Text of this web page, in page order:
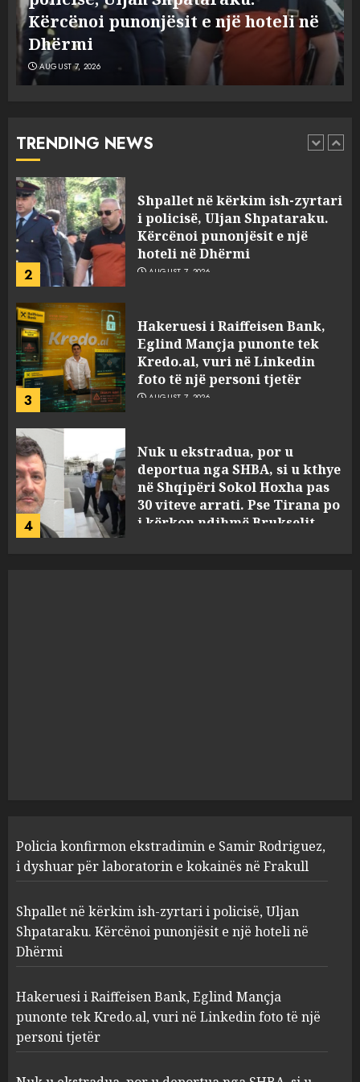
Kërcënoi punonjësit e një hoteli në
Dhërmi
AUGUST 7, 2026
TRENDING NEWS
1
Frakull
AUGUST 7, 2026
2
Shpallet në kërkim ish-zyrtari
AUGUST 7, 2026
3
Hakeruesi i Raiffeisen Bank,
Eglind Mançja punonte tek
Kredo.al, vuri në Linkedin
foto të një personi tjetër
AUGUST 7, 2026
4
Nuk u ekstradua, por u
deportua nga SHBA, si u kthye
në Shqipëri Sokol Hoxha pas
30 viteve arrati. Pse Tirana po
i kërkon ndihmë Brukselit
5
U nisën drejt Gjermanisë pas
pushimeve në Kosovë, humbin
jetën në aksident tre anëtarët
e familjes!
AUGUST 7, 2026
3
Eglind Mançja punonte tek
Kredo.al, vuri në Linkedin
foto të një personi tjetër
deportua nga SHBA, si u kthye
në Shqipëri Sokol Hoxha pas
30 viteve arrati. Pse Tirana po
i kërkon ndihmë Brukselit
Policia konfirmon ekstradimin e Samir Rodriguez,
i dyshuar për laboratorin e kokainës në Frakull
Shpallet në kërkim ish-zyrtari i policisë, Uljan
Shpataraku. Kërcënoi punonjësit e një hoteli në
Dhërmi
Hakeruesi i Raiffeisen Bank, Eglind Mançja
punonte tek Kredo.al, vuri në Linkedin foto të një
personi tjetër